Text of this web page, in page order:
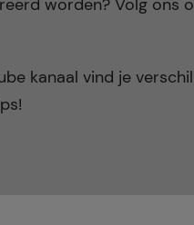
worden? Volg ons
kanaal vind je